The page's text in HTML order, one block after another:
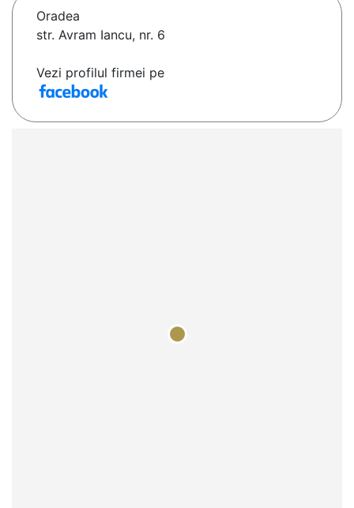
Oradea
str. Avram Iancu, nr. 6
Vezi profilul firmei pe